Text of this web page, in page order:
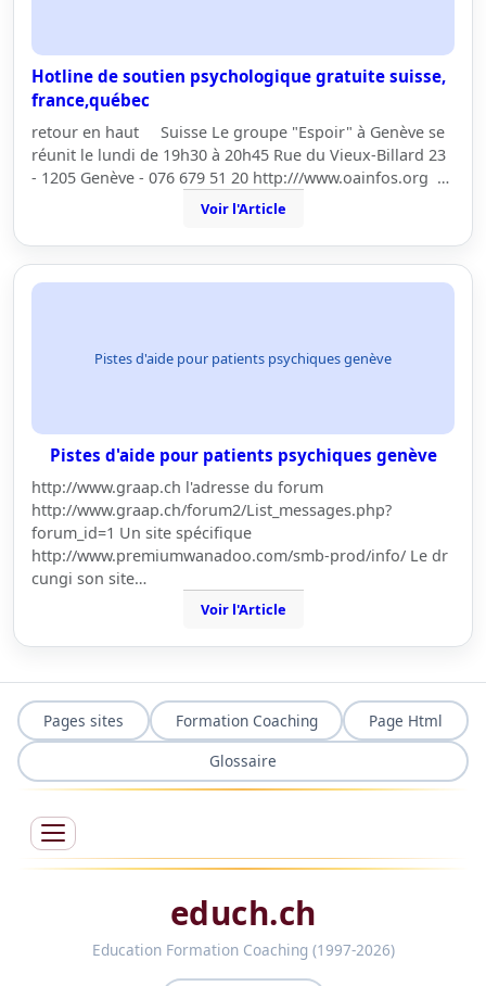
Hotline de soutien psychologique gratuite suisse,
france,québec
retour en haut Suisse Le groupe "Espoir" à Genève se
réunit le lundi de 19h30 à 20h45 Rue du Vieux-Billard 23
- 1205 Genève - 076 679 51 20 http:///www.oainfos.org …
Voir l'Article
Pistes d'aide pour patients psychiques genève
Pistes d'aide pour patients psychiques genève
http://www.graap.ch l'adresse du forum
http://www.graap.ch/forum2/List_messages.php?
forum_id=1 Un site spécifique
http://www.premiumwanadoo.com/smb-prod/info/ Le dr
cungi son site…
Voir l'Article
Pages sites Formation Coaching
Page Html
Glossaire
educh.ch
Education Formation Coaching (1997-2026)